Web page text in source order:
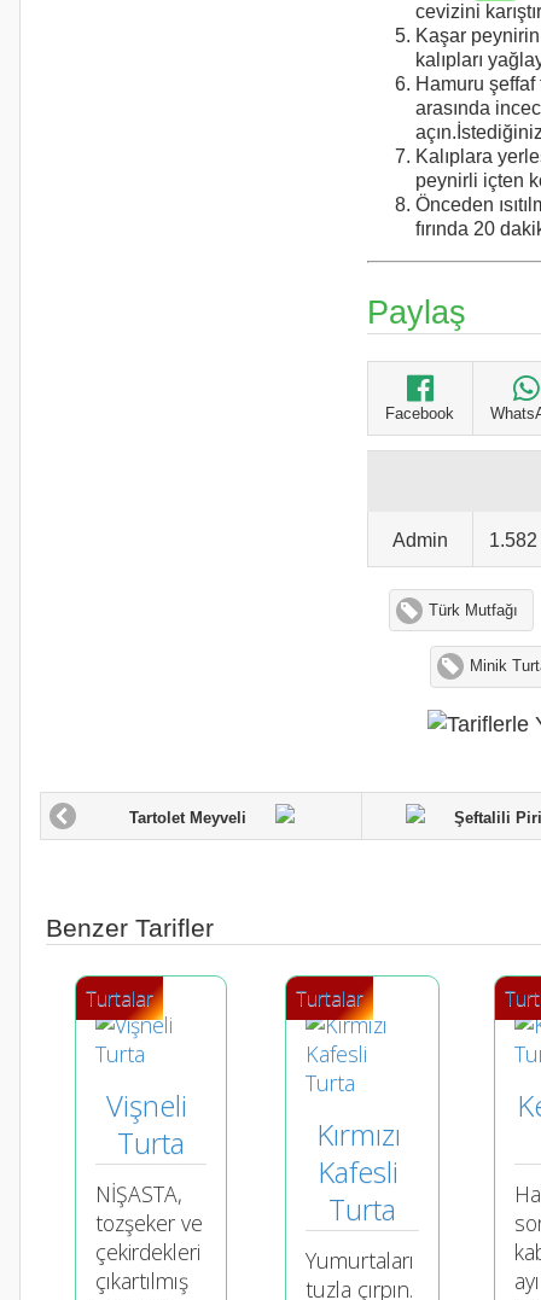
cevizini
Kaşar
kalıpları
Hamuru
arasında
Kalıplara
peynirli içten
Önceden
fırında 20
Paylaş
Facebook
Admin
Türk Mutfağı
Minik
Tartolet Meyveli Şeftalili
Benzer Tarifler
Vişneli
Turta
NİŞASTA,
tozşeker ve
çekirdekleri
çıkartılmış
Turtalar
Kırmızı
Kafesli
Turta
Yumurtaları
tuzla çırpın.
Turtalar